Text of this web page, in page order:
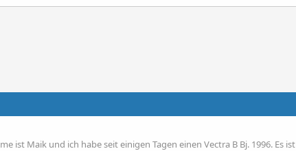
ist Maik und ich habe seit einigen Tagen einen Vectra B Bj. 1996. Es ist